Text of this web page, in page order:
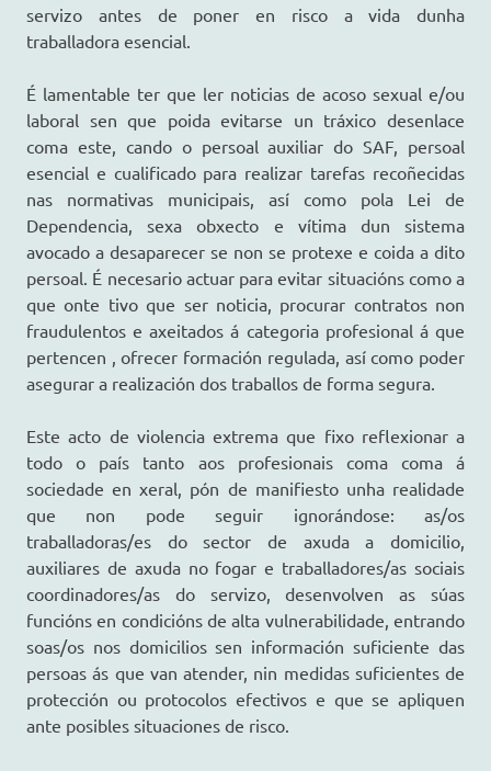
servizo antes de poner en risco a vida dunha
traballadora esencial.
É lamentable ter que ler noticias de acoso sexual e/ou
laboral sen que poida evitarse un tráxico desenlace
coma este, cando o persoal auxiliar do SAF, persoal
esencial e cualificado para realizar tarefas recoñecidas
nas normativas municipais, así como pola Lei de
Dependencia, sexa obxecto e vítima dun sistema
avocado a desaparecer se non se protexe e coida a dito
persoal. É necesario actuar para evitar situacións como a
que onte tivo que ser noticia, procurar contratos non
fraudulentos e axeitados á categoria profesional á que
pertencen , ofrecer formación regulada, así como poder
asegurar a realización dos traballos de forma segura.
Este acto de violencia extrema que fixo reflexionar a
todo o país tanto aos profesionais coma coma á
sociedade en xeral, pón de manifiesto unha realidade
que non pode seguir ignorándose: as/os
traballadoras/es do sector de axuda a domicilio,
auxiliares de axuda no fogar e traballadores/as sociais
coordinadores/as do servizo, desenvolven as súas
funcións en condicións de alta vulnerabilidade, entrando
soas/os nos domicilios sen información suficiente das
persoas ás que van atender, nin medidas suficientes de
protección ou protocolos efectivos e que se apliquen
ante posibles situaciones de risco.